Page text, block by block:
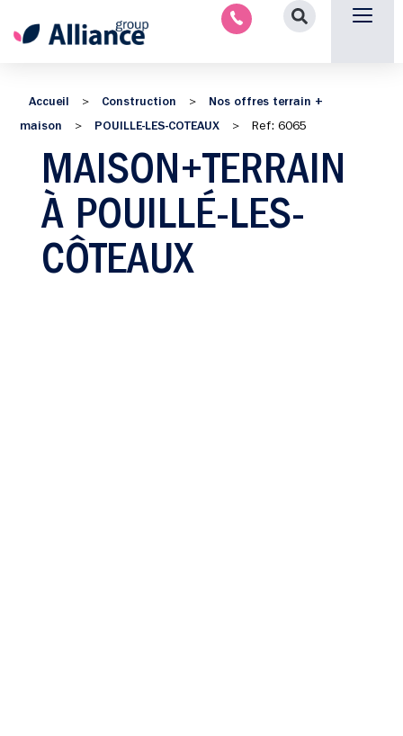
Accueil > Construction >
Nos offres terrain +
maison
> POUILLE-LES-COTEAUX > Ref: 6065
MAISON+TERRAIN
À POUILLÉ-LES-
CÔTEAUX